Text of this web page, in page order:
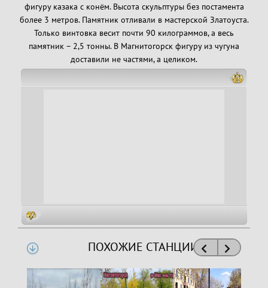
фигуру казака с конём. Высота скульптуры без постамента
более 3 метров. Памятник отливали в мастерской Златоуста.
Только винтовка весит почти 90 килограммов, а весь
памятник – 2,5 тонны. В Магнитогорск фигуру из чугуна
доставили не частями, а целиком.
ПОХОЖИЕ СТАНЦИИ